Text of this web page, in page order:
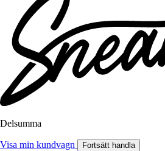
Delsumma
Visa min kundvagn Fortsätt handla